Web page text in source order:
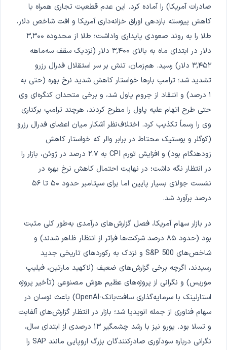
صادرات آمریکا) را آماده کرد. این عدم قطعیت تجاری همراه با
کاهش پیوسته بازدهی اوراق خزانه‌داری آمریکا و افت شاخص دلار،
طلا را به روند صعودی پایداری واداشت؛ طلا از محدوده ۳,۳۰۰
دلار در ابتدای ماه به بالای ۳,۴۰۰ دلار (نزدیک سقف سه‌ماهه
۳,۴۵۲ دلار) رسید. هم‌زمان، تنش بر سر استقلال فدرال رزرو
تشدید شد؛ ترامپ بارها خواستار کاهش شدید نرخ بهره (حتی به
۱ درصد) و انتقاد از جروم پاول شد، و برخی متحدان کنگره‌ای وی
حتی طرح اتهام علیه پاول را مطرح کردند، هرچند ترامپ برکناری
وی را رسماً تکذیب کرد. اختلاف‌نظر آشکار میان اعضای فدرال رزرو
(کوگلر و بوستیک محتاط در برابر والر که خواستار کاهش
زودهنگام بود) و افزایش تورم CPI به ۲.۷ درصد در ژوئن، بازار را
در انتظار نگه داشت؛ در نهایت احتمال کاهش نرخ بهره در
نشست جولای بسیار پایین اما برای سپتامبر حدود ۵۰ تا ۵۶
درصد برآورد شد.
در بازار سهام آمریکا، فصل گزارش‌های درآمدی به‌طور کلی مثبت
بود (حدود ۸۵ درصد شرکت‌ها فراتر از انتظار ظاهر شدند) و
شاخص‌های S&P 500 و نزدک به رکوردهای تاریخی جدید
رسیدند، اگرچه برخی گزارش‌های ضعیف (لاکهید مارتین، فیلیپ
موریس) و نگرانی از پروژه‌های عظیم هوش مصنوعی (تأخیر پروژه
استارلینک با سرمایه‌گذاری سافت‌بانک-OpenAI) باعث نوسان در
سهام فناوری از جمله انویدیا شد؛ بازار در انتظار گزارش‌های آلفابت
و تسلا بود. یورو نیز با رشد چشمگیر ۱۳ درصدی از ابتدای سال،
نگرانی درباره سودآوری صادرکنندگان بزرگ اروپایی مانند SAP را